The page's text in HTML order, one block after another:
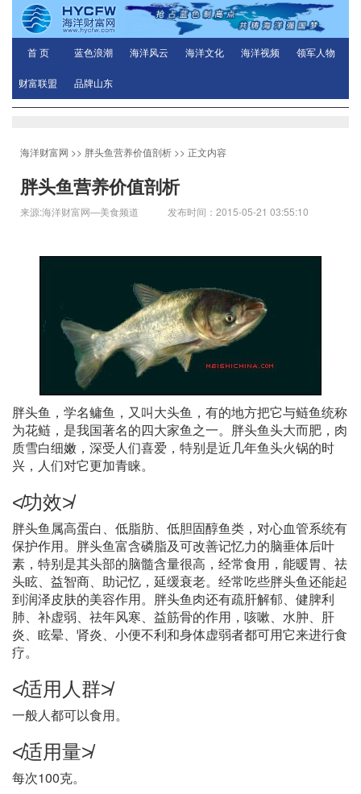
首 页 蓝色浪潮 海洋风云 海洋文化 海洋视频 领军人物
财富联盟 品牌山东
海洋财富网 >> 胖头鱼营养价值剖析 >> 正文内容
胖头鱼营养价值剖析
来源:海洋财富网—美食频道 发布时间：2015-05-21 03:55:10
胖头鱼，学名鳙鱼，又叫大头鱼，有的地方把它与鲢鱼统称
为花鲢，是我国著名的四大家鱼之一。胖头鱼头大而肥，肉
质雪白细嫩，深受人们喜爱，特别是近几年鱼头火锅的时
兴，人们对它更加青睐。
≮功效≯
胖头鱼属高蛋白、低脂肪、低胆固醇鱼类，对心血管系统有
保护作用。胖头鱼富含磷脂及可改善记忆力的脑垂体后叶
素，特别是其头部的脑髓含量很高，经常食用，能暖胃、祛
头眩、益智商、助记忆，延缓衰老。经常吃些胖头鱼还能起
到润泽皮肤的美容作用。胖头鱼肉还有疏肝解郁、健脾利
肺、补虚弱、祛年风寒、益筋骨的作用，咳嗽、水肿、肝
炎、眩晕、肾炎、小便不利和身体虚弱者都可用它来进行食
疗。
≮适用人群≯
一般人都可以食用。
≮适用量≯
每次100克。